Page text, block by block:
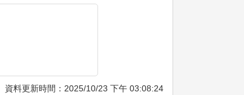
資料更新時間：2025/10/23 下午 03:08:24